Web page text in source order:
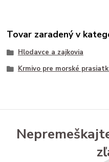
Tovar zaradený v
Hlodavce a zajkovia
Krmivo pre morské